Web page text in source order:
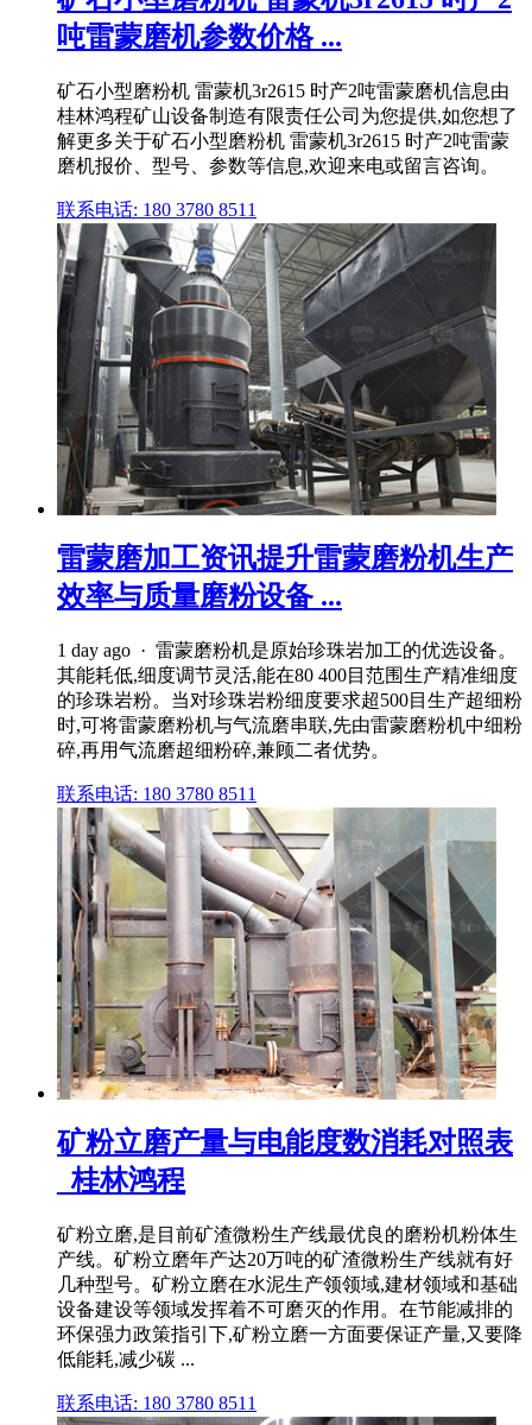
吨雷蒙磨机参数价格 ...
矿石小型磨粉机 雷蒙机3r2615 时产2吨雷蒙磨机信息由
桂林鸿程矿山设备制造有限责任公司为您提供,如您想了
解更多关于矿石小型磨粉机 雷蒙机3r2615 时产2吨雷蒙
磨机报价、型号、参数等信息,欢迎来电或留言咨询。
联系电话: 180 3780 8511
雷蒙磨加工资讯提升雷蒙磨粉机生产
效率与质量磨粉设备 ...
1 day ago · 雷蒙磨粉机是原始珍珠岩加工的优选设备。
其能耗低,细度调节灵活,能在80 400目范围生产精准细度
的珍珠岩粉。当对珍珠岩粉细度要求超500目生产超细粉
时,可将雷蒙磨粉机与气流磨串联,先由雷蒙磨粉机中细粉
碎,再用气流磨超细粉碎,兼顾二者优势。
联系电话: 180 3780 8511
矿粉立磨产量与电能度数消耗对照表
_桂林鸿程
矿粉立磨,是目前矿渣微粉生产线最优良的磨粉机粉体生
产线。矿粉立磨年产达20万吨的矿渣微粉生产线就有好
几种型号。矿粉立磨在水泥生产领领域,建材领域和基础
设备建设等领域发挥着不可磨灭的作用。在节能减排的
环保强力政策指引下,矿粉立磨一方面要保证产量,又要降
低能耗,减少碳 ...
联系电话: 180 3780 8511